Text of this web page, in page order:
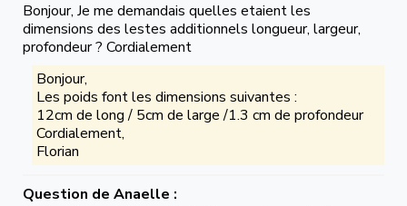
Bonjour, Je me demandais quelles etaient les
dimensions des lestes additionnels longueur, largeur,
profondeur ? Cordialement
Bonjour,
Les poids font les dimensions suivantes :
12cm de long / 5cm de large /1.3 cm de profondeur
Cordialement,
Florian
Question de Anaelle :